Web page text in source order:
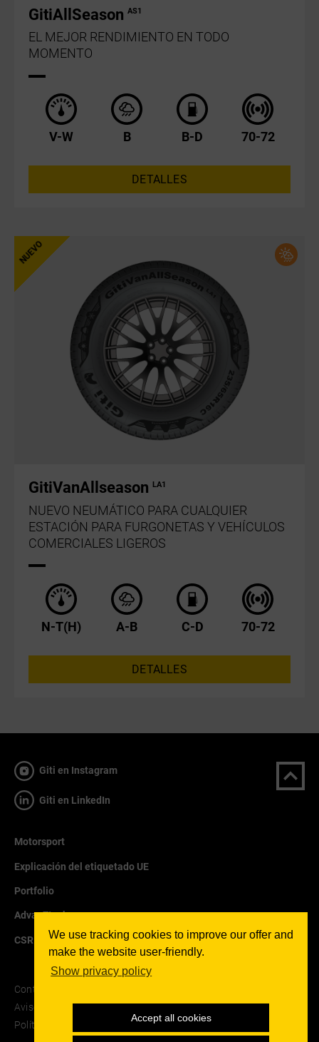
We use tracking cookies to improve our offer and
make the website user-friendly.
Show privacy policy
Accept all cookies
GitiAllSeason AS1
EL MEJOR RENDIMIENTO EN TODO
MOMENTO
V-W B B-D 70-72
DETALLES
GitiVanAllseason LA1
NUEVO NEUMÁTICO PARA CUALQUIER
ESTACIÓN PARA FURGONETAS Y VEHÍCULOS
COMERCIALES LIGEROS
N-T(H) A-B C-D 70-72
DETALLES
Giti en Instagram
Giti en LinkedIn
Motorsport
Explicación del etiquetado UE
Portfolio
AdvanZtech
CSR
Contacto
Aviso jurídico
Política de confidencialidad